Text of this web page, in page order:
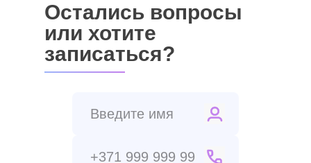
Остались вопросы
или хотите
записаться?